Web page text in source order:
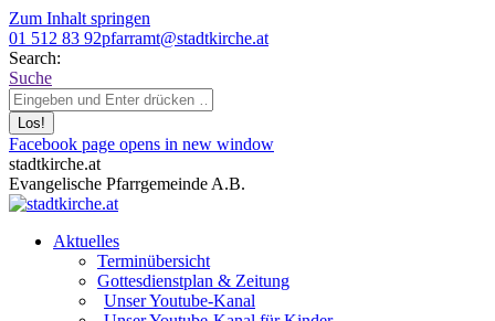
Zum Inhalt springen
01 512 83 92pfarramt@stadtkirche.at
Search:
Suche
Facebook page opens in new window
stadtkirche.at
Evangelische Pfarrgemeinde A.B.
Aktuelles
Terminübersicht
Gottesdienstplan & Zeitung
Unser Youtube-Kanal